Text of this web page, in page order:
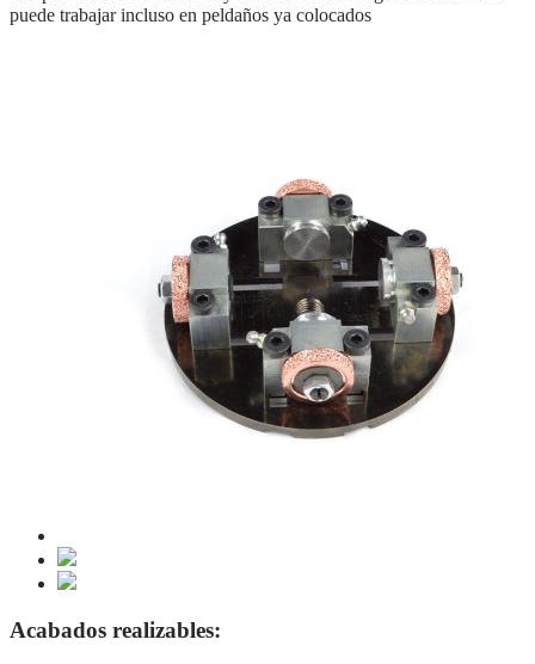
puede trabajar incluso en peldaños ya colocados
Acabados realizables: